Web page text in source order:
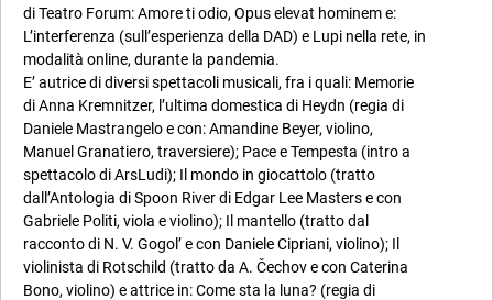
di Teatro Forum: Amore ti odio, Opus elevat hominem e:
L’interferenza (sull’esperienza della DAD) e Lupi nella rete, in
modalità online, durante la pandemia.
E’ autrice di diversi spettacoli musicali, fra i quali: Memorie
di Anna Kremnitzer, l’ultima domestica di Heydn (regia di
Daniele Mastrangelo e con: Amandine Beyer, violino,
Manuel Granatiero, traversiere); Pace e Tempesta (intro a
spettacolo di ArsLudi); Il mondo in giocattolo (tratto
dall’Antologia di Spoon River di Edgar Lee Masters e con
Gabriele Politi, viola e violino); Il mantello (tratto dal
racconto di N. V. Gogol’ e con Daniele Cipriani, violino); Il
violinista di Rotschild (tratto da A. Čechov e con Caterina
Bono, violino) e attrice in: Come sta la luna? (regia di